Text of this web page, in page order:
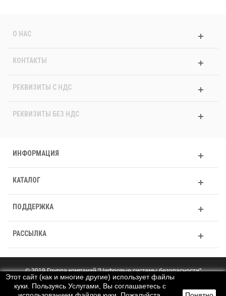
О НАС
КОНТАКТЫ
РЕКВИЗИТЫ C НДС
РЕКВИЗИТЫ БЕЗ НДС
ИНФОРМАЦИЯ
КАТАЛОГ
ПОДДЕРЖКА
РАССЫЛКА
Этот сайт (как и многие другие) использует файлы
куки. Пользуясь Услугами, Вы соглашаетесь с
© 2019 Группа компаний "Цифровые системы безопасности"
Полная версия